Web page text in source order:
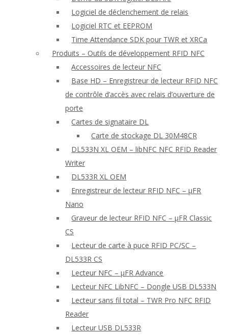
Logiciel de déclenchement de relais
Logiciel RTC et EEPROM
Time Attendance SDK pour TWR et XRCa
Produits – Outils de développement RFID NFC
Accessoires de lecteur NFC
Base HD – Enregistreur de lecteur RFID NFC
de contrôle d’accès avec relais d’ouverture de
porte
Cartes de signataire DL
Carte de stockage DL 30M48CR
DL533N XL OEM – libNFC NFC RFID Reader
Writer
DL533R XL OEM
Enregistreur de lecteur RFID NFC – μFR
Nano
Graveur de lecteur RFID NFC – μFR Classic
CS
Lecteur de carte à puce RFID PC/SC –
DL533R CS
Lecteur NFC – μFR Advance
Lecteur NFC LibNFC – Dongle USB DL533N
Lecteur sans fil total – TWR Pro NFC RFID
Reader
Lecteur USB DL533R